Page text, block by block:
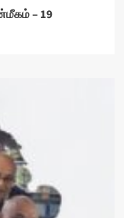
– 19